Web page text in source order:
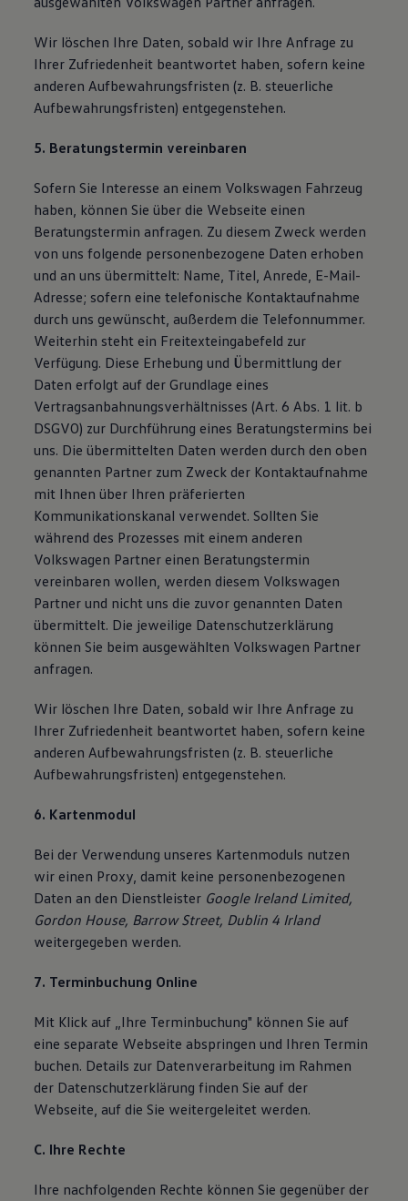
Wir löschen Ihre Daten, sobald wir Ihre Anfrage zu
Ihrer Zufriedenheit beantwortet haben, sofern keine
anderen Aufbewahrungsfristen (z. B. steuerliche
Aufbewahrungsfristen) entgegenstehen.
5. Beratungstermin vereinbaren
Sofern Sie Interesse an einem Volkswagen Fahrzeug
haben, können Sie über die Webseite einen
Beratungstermin anfragen. Zu diesem Zweck werden
von uns folgende personenbezogene Daten erhoben
und an uns übermittelt: Name, Titel, Anrede, E-Mail-
Adresse; sofern eine telefonische Kontaktaufnahme
durch uns gewünscht, außerdem die Telefonnummer.
Weiterhin steht ein Freitexteingabefeld zur
Verfügung. Diese Erhebung und Übermittlung der
Daten erfolgt auf der Grundlage eines
Vertragsanbahnungsverhältnisses (Art. 6 Abs. 1 lit. b
DSGVO) zur Durchführung eines Beratungstermins bei
uns. Die übermittelten Daten werden durch den oben
genannten Partner zum Zweck der Kontaktaufnahme
mit Ihnen über Ihren präferierten
Kommunikationskanal verwendet. Sollten Sie
während des Prozesses mit einem anderen
Volkswagen Partner einen Beratungstermin
vereinbaren wollen, werden diesem Volkswagen
Partner und nicht uns die zuvor genannten Daten
übermittelt. Die jeweilige Datenschutzerklärung
können Sie beim ausgewählten Volkswagen Partner
anfragen.
Wir löschen Ihre Daten, sobald wir Ihre Anfrage zu
Ihrer Zufriedenheit beantwortet haben, sofern keine
anderen Aufbewahrungsfristen (z. B. steuerliche
Aufbewahrungsfristen) entgegenstehen.
6. Kartenmodul
Bei der Verwendung unseres Kartenmoduls nutzen
wir einen Proxy, damit keine personenbezogenen
Daten an den Dienstleister Google Ireland Limited,
Gordon House, Barrow Street, Dublin 4 Irland
weitergegeben werden.
7. Terminbuchung Online
Mit Klick auf „Ihre Terminbuchung" können Sie auf
eine separate Webseite abspringen und Ihren Termin
buchen. Details zur Datenverarbeitung im Rahmen
der Datenschutzerklärung finden Sie auf der
Webseite, auf die Sie weitergeleitet werden.
C. Ihre Rechte
Ihre nachfolgenden Rechte können Sie gegenüber der